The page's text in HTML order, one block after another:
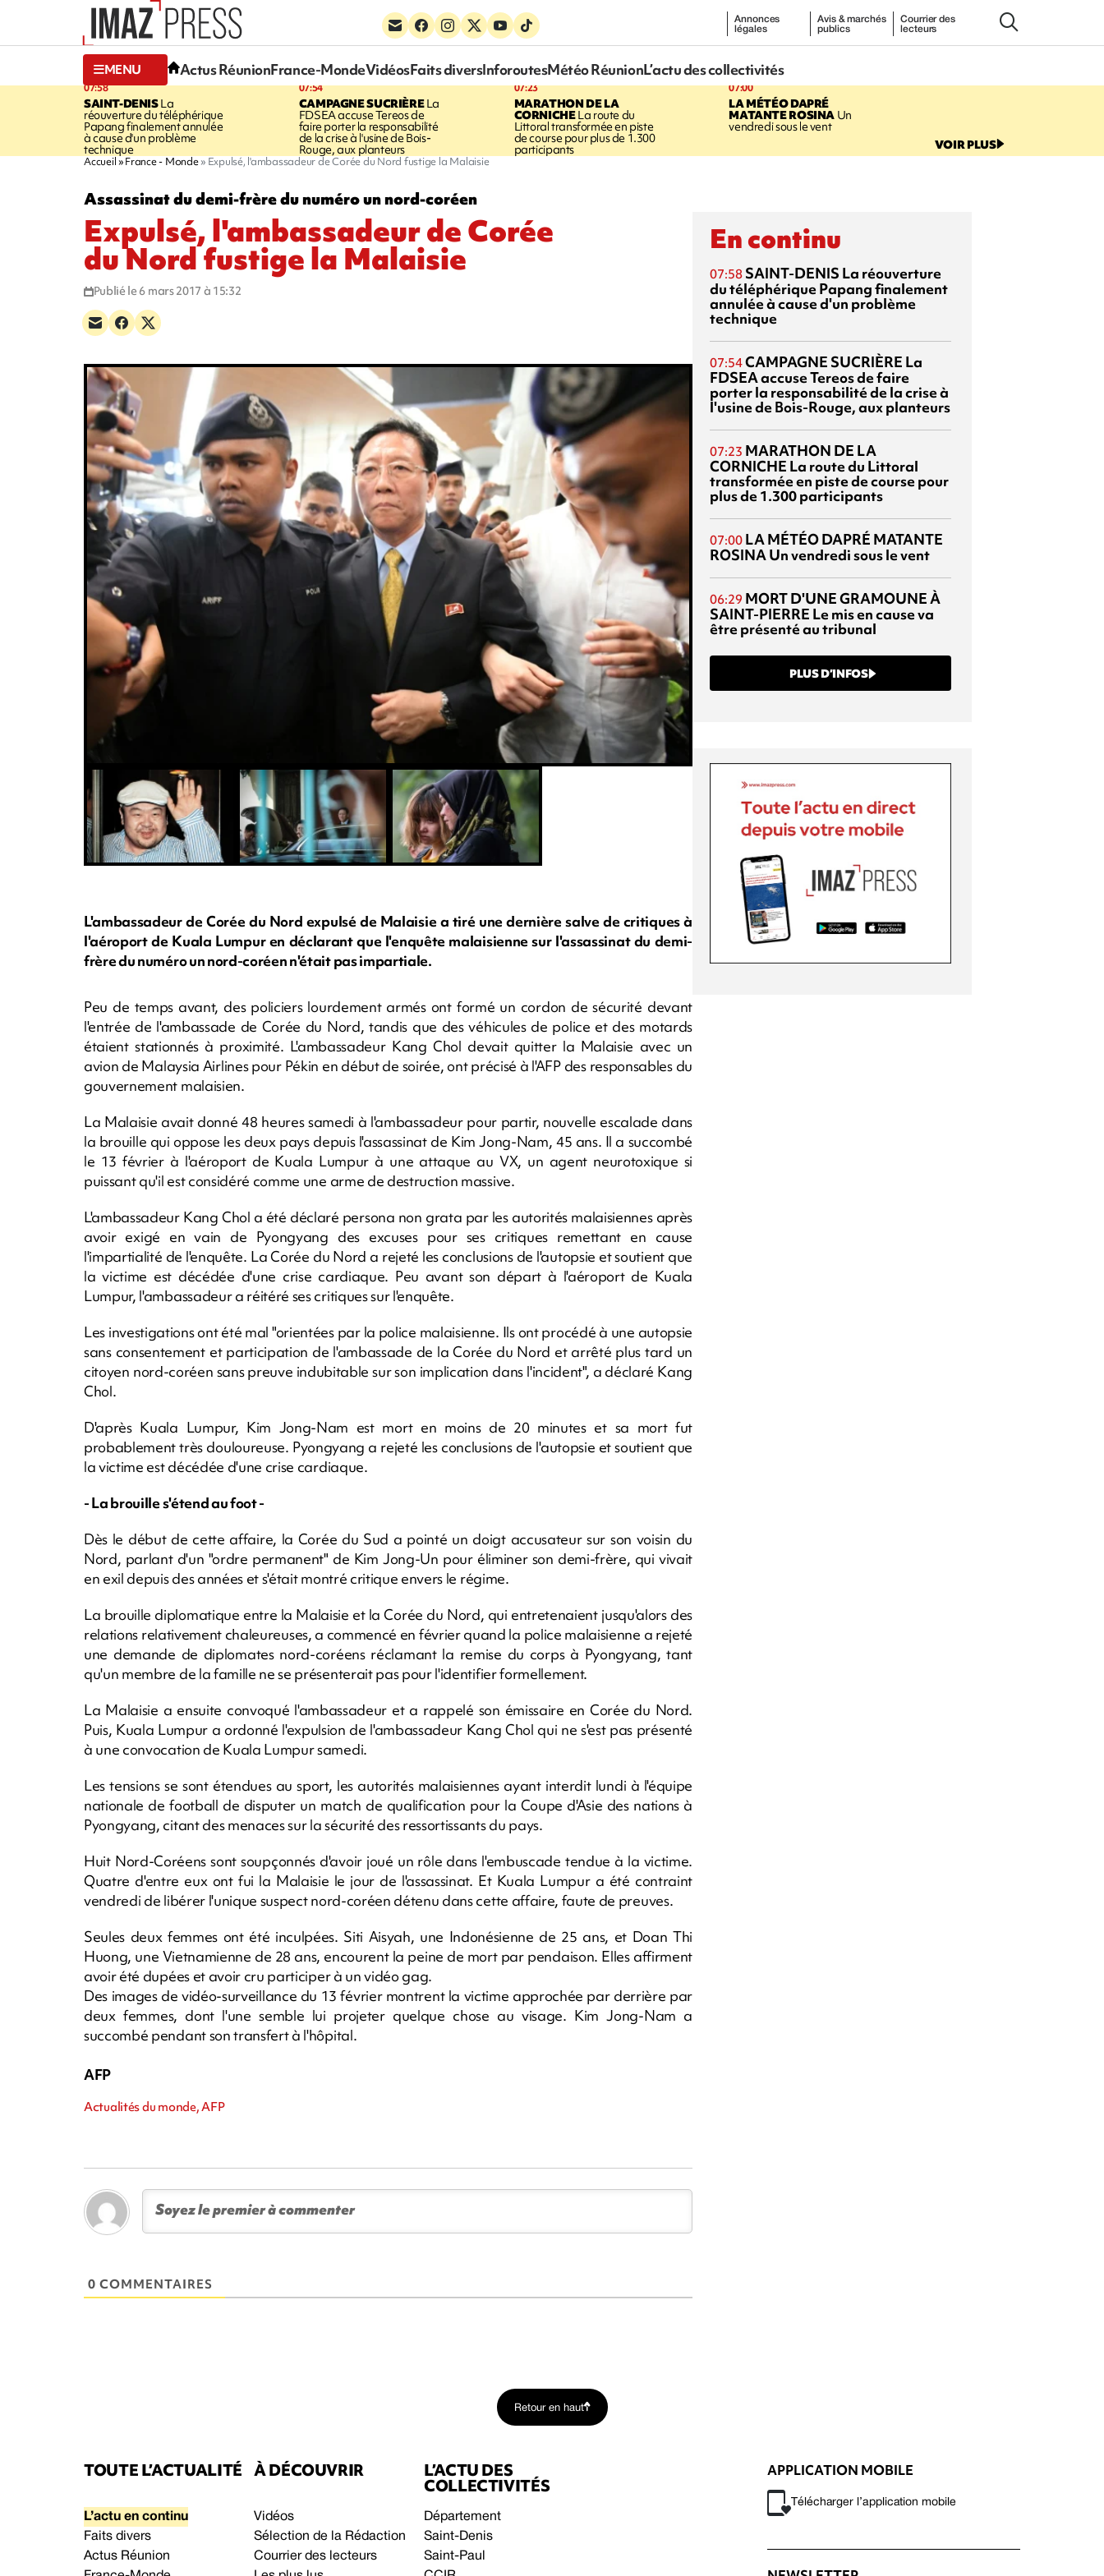
Annonces
légales
Avis & marchés
publics
Courrier des
lecteurs
MENU Actus RéunionFrance-MondeVidéosFaits diversInforoutesMétéo RéunionL’actu des collectivités
07:58
SAINT-DENISLa
réouverture du téléphérique
Papang finalement annulée
à cause d'un problème
technique
07:54
CAMPAGNE SUCRIÈRELa
FDSEA accuse Tereos de
faire porter la responsabilité
de la crise à l'usine de Bois-
Rouge, aux planteurs
07:23
MARATHON DE LA
CORNICHELa route du
Littoral transformée en piste
de course pour plus de 1.300
participants
07:00
LA MÉTÉO DAPRÉ
MATANTE ROSINAUn
vendredi sous le vent
VOIR PLUS
Accueil France - Monde Expulsé, l'ambassadeur de Corée du Nord fustige la Malaisie
Assassinat du demi-frère du numéro un nord-coréen
Expulsé, l'ambassadeur de Corée
du Nord fustige la Malaisie
Publié le 6 mars 2017 à 15:32
L'ambassadeur de Corée du Nord expulsé de Malaisie a tiré une dernière salve de critiques à
l'aéroport de Kuala Lumpur en déclarant que l'enquête malaisienne sur l'assassinat du demi-
frère du numéro un nord-coréen n'était pas impartiale.
Peu de temps avant, des policiers lourdement armés ont formé un cordon de sécurité devant
l'entrée de l'ambassade de Corée du Nord, tandis que des véhicules de police et des motards
étaient stationnés à proximité. L'ambassadeur Kang Chol devait quitter la Malaisie avec un
avion de Malaysia Airlines pour Pékin en début de soirée, ont précisé à l'AFP des responsables du
gouvernement malaisien.
La Malaisie avait donné 48 heures samedi à l'ambassadeur pour partir, nouvelle escalade dans
la brouille qui oppose les deux pays depuis l'assassinat de Kim Jong-Nam, 45 ans. Il a succombé
le 13 février à l'aéroport de Kuala Lumpur à une attaque au VX, un agent neurotoxique si
puissant qu'il est considéré comme une arme de destruction massive.
L'ambassadeur Kang Chol a été déclaré persona non grata par les autorités malaisiennes après
avoir exigé en vain de Pyongyang des excuses pour ses critiques remettant en cause
l'impartialité de l'enquête. La Corée du Nord a rejeté les conclusions de l'autopsie et soutient que
la victime est décédée d'une crise cardiaque. Peu avant son départ à l'aéroport de Kuala
Lumpur, l'ambassadeur a réitéré ses critiques sur l'enquête.
Les investigations ont été mal "orientées par la police malaisienne. Ils ont procédé à une autopsie
sans consentement et participation de l'ambassade de la Corée du Nord et arrêté plus tard un
citoyen nord-coréen sans preuve indubitable sur son implication dans l'incident", a déclaré Kang
Chol.
D'après Kuala Lumpur, Kim Jong-Nam est mort en moins de 20 minutes et sa mort fut
probablement très douloureuse. Pyongyang a rejeté les conclusions de l'autopsie et soutient que
la victime est décédée d'une crise cardiaque.
- La brouille s'étend au foot -
Dès le début de cette affaire, la Corée du Sud a pointé un doigt accusateur sur son voisin du
Nord, parlant d'un "ordre permanent" de Kim Jong-Un pour éliminer son demi-frère, qui vivait
en exil depuis des années et s'était montré critique envers le régime.
La brouille diplomatique entre la Malaisie et la Corée du Nord, qui entretenaient jusqu'alors des
relations relativement chaleureuses, a commencé en février quand la police malaisienne a rejeté
une demande de diplomates nord-coréens réclamant la remise du corps à Pyongyang, tant
qu'un membre de la famille ne se présenterait pas pour l'identifier formellement.
La Malaisie a ensuite convoqué l'ambassadeur et a rappelé son émissaire en Corée du Nord.
Puis, Kuala Lumpur a ordonné l'expulsion de l'ambassadeur Kang Chol qui ne s'est pas présenté
à une convocation de Kuala Lumpur samedi.
Les tensions se sont étendues au sport, les autorités malaisiennes ayant interdit lundi à l'équipe
nationale de football de disputer un match de qualification pour la Coupe d'Asie des nations à
Pyongyang, citant des menaces sur la sécurité des ressortissants du pays.
Huit Nord-Coréens sont soupçonnés d'avoir joué un rôle dans l'embuscade tendue à la victime.
Quatre d'entre eux ont fui la Malaisie le jour de l'assassinat. Et Kuala Lumpur a été contraint
vendredi de libérer l'unique suspect nord-coréen détenu dans cette affaire, faute de preuves.
Seules deux femmes ont été inculpées. Siti Aisyah, une Indonésienne de 25 ans, et Doan Thi
Huong, une Vietnamienne de 28 ans, encourent la peine de mort par pendaison. Elles affirment
avoir été dupées et avoir cru participer à un vidéo gag.
Des images de vidéo-surveillance du 13 février montrent la victime approchée par derrière par
deux femmes, dont l'une semble lui projeter quelque chose au visage. Kim Jong-Nam a
succombé pendant son transfert à l'hôpital.
AFP
Actualités du monde, AFP
0 COMMENTAIRES
En continu
07:58 SAINT-DENIS La réouverture
du téléphérique Papang finalement
annulée à cause d'un problème
technique
07:54CAMPAGNE SUCRIÈRE La
FDSEA accuse Tereos de faire
porter la responsabilité de la crise à
l'usine de Bois-Rouge, aux planteurs
07:23 MARATHON DE LA
CORNICHE La route du Littoral
transformée en piste de course pour
plus de 1.300 participants
07:00 LA MÉTÉO DAPRÉ MATANTE
ROSINAUn vendredi sous le vent
06:29 MORT D'UNE GRAMOUNE À
SAINT-PIERRE Le mis en cause va
être présenté au tribunal
PLUS D’INFOS
Retour en haut
TOUTE L’ACTUALITÉ
L’actu en continu
Faits divers
Actus Réunion
À DÉCOUVRIR
Vidéos
Sélection de la Rédaction
Courrier des lecteurs
L’ACTU DES
COLLECTIVITÉS
Département
Saint-Denis
Saint-Paul
APPLICATION MOBILE
Télécharger l’application mobile